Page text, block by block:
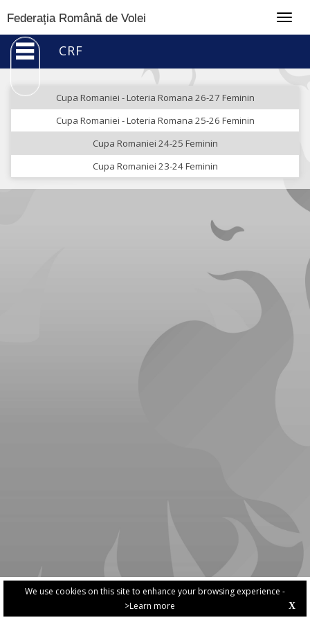
We use cookies on this site to enhance your browsing experience -
>Learn more
X
Federația Română de Volei
CRF
Cupa Romaniei - Loteria Romana 26-27 Feminin
Cupa Romaniei - Loteria Romana 25-26 Feminin
Cupa Romaniei 24-25 Feminin
Cupa Romaniei 23-24 Feminin